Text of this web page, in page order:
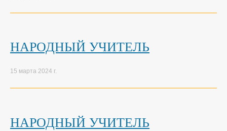
НАРОДНЫЙ УЧИТЕЛЬ
15 марта 2024 г.
НАРОДНЫЙ УЧИТЕЛЬ